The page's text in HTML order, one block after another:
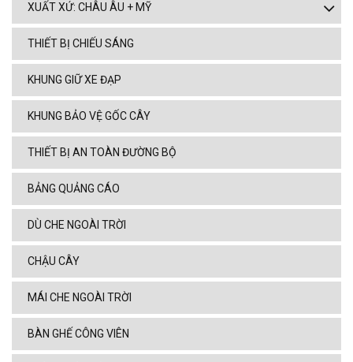
XUẤT XỨ: CHÂU ÂU + MỸ
THIẾT BỊ CHIẾU SÁNG
KHUNG GIỮ XE ĐẠP
KHUNG BẢO VỆ GỐC CÂY
THIẾT BỊ AN TOÀN ĐƯỜNG BỘ
BẢNG QUẢNG CÁO
DÙ CHE NGOÀI TRỜI
CHẬU CÂY
MÁI CHE NGOÀI TRỜI
BÀN GHẾ CÔNG VIÊN